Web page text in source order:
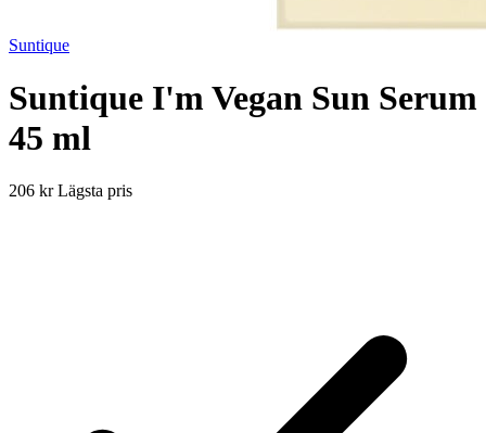
Suntique
Suntique I'm Vegan Sun Serum
45 ml
206 kr Lägsta pris